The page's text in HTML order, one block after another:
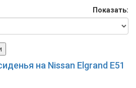
Показать:
на Nissan Elgrand E51